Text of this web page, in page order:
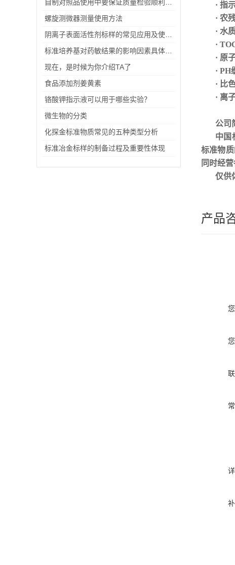
螺旋测微器测量使用方法
现在，是时候为你介绍TA了
食品添加剂姜黄素
铬酸钾指示液可以用于哪些实验？
微生物的分类
化探金标准物质常见的五种类型分析
标准冶金标样的制备过程及重要性体现
· 指
· 农
· 水
·
· 原
· PH
· 比
· 离
公司
中国
标准物
同时经
仅供
产品